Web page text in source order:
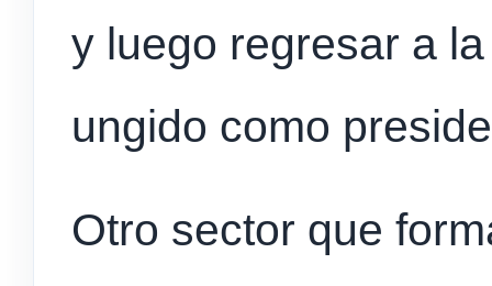
y luego regresar a
ungido como
Otro sector que